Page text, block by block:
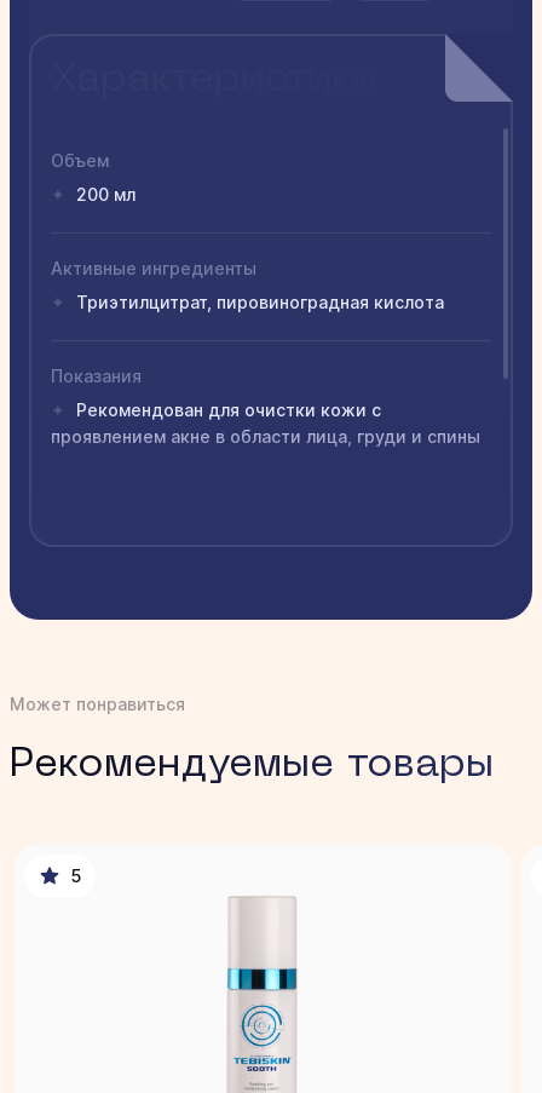
Объем
✦ 200 мл
Активные ингредиенты
✦ Триэтилцитрат, пировиноградная кислота
Показания
✦
Рекомендован для очистки кожи с
проявлением акне в области лица, груди и спины
✦
Может понравиться
Рекомендуемые товары
5